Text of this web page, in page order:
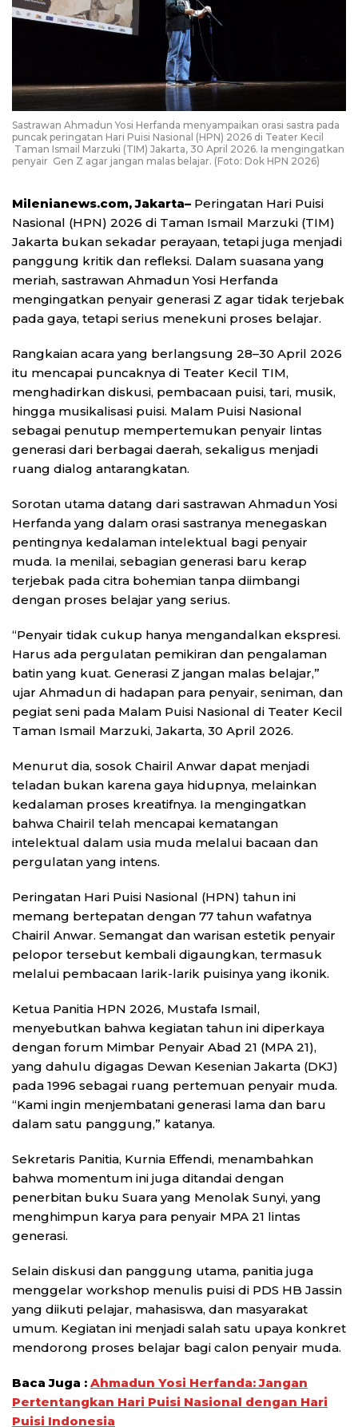
Sastrawan Ahmadun Yosi Herfanda menyampaikan orasi sastra pada
puncak peringatan Hari Puisi Nasional (HPN) 2026 di Teater Kecil
Taman Ismail Marzuki (TIM) Jakarta, 30 April 2026. Ia mengingatkan
penyair Gen Z agar jangan malas belajar. (Foto: Dok HPN 2026)
Milenianews.com, Jakarta– Peringatan Hari Puisi
Nasional (HPN) 2026 di Taman Ismail Marzuki (TIM)
Jakarta bukan sekadar perayaan, tetapi juga menjadi
panggung kritik dan refleksi. Dalam suasana yang
meriah, sastrawan Ahmadun Yosi Herfanda
mengingatkan penyair generasi Z agar tidak terjebak
pada gaya, tetapi serius menekuni proses belajar.
Rangkaian acara yang berlangsung 28–30 April 2026
itu mencapai puncaknya di Teater Kecil TIM,
menghadirkan diskusi, pembacaan puisi, tari, musik,
hingga musikalisasi puisi. Malam Puisi Nasional
sebagai penutup mempertemukan penyair lintas
generasi dari berbagai daerah, sekaligus menjadi
ruang dialog antarangkatan.
Sorotan utama datang dari sastrawan Ahmadun Yosi
Herfanda yang dalam orasi sastranya menegaskan
pentingnya kedalaman intelektual bagi penyair
muda. Ia menilai, sebagian generasi baru kerap
terjebak pada citra bohemian tanpa diimbangi
dengan proses belajar yang serius.
“Penyair tidak cukup hanya mengandalkan ekspresi.
Harus ada pergulatan pemikiran dan pengalaman
batin yang kuat. Generasi Z jangan malas belajar,”
ujar Ahmadun di hadapan para penyair, seniman, dan
pegiat seni pada Malam Puisi Nasional di Teater Kecil
Taman Ismail Marzuki, Jakarta, 30 April 2026.
Menurut dia, sosok Chairil Anwar dapat menjadi
teladan bukan karena gaya hidupnya, melainkan
kedalaman proses kreatifnya. Ia mengingatkan
bahwa Chairil telah mencapai kematangan
intelektual dalam usia muda melalui bacaan dan
pergulatan yang intens.
Peringatan Hari Puisi Nasional (HPN) tahun ini
memang bertepatan dengan 77 tahun wafatnya
Chairil Anwar. Semangat dan warisan estetik penyair
pelopor tersebut kembali digaungkan, termasuk
melalui pembacaan larik-larik puisinya yang ikonik.
Ketua Panitia HPN 2026, Mustafa Ismail,
menyebutkan bahwa kegiatan tahun ini diperkaya
dengan forum Mimbar Penyair Abad 21 (MPA 21),
yang dahulu digagas Dewan Kesenian Jakarta (DKJ)
pada 1996 sebagai ruang pertemuan penyair muda.
“Kami ingin menjembatani generasi lama dan baru
dalam satu panggung,” katanya.
Sekretaris Panitia, Kurnia Effendi, menambahkan
bahwa momentum ini juga ditandai dengan
penerbitan buku Suara yang Menolak Sunyi, yang
menghimpun karya para penyair MPA 21 lintas
generasi.
Selain diskusi dan panggung utama, panitia juga
menggelar workshop menulis puisi di PDS HB Jassin
yang diikuti pelajar, mahasiswa, dan masyarakat
umum. Kegiatan ini menjadi salah satu upaya konkret
mendorong proses belajar bagi calon penyair muda.
Baca Juga : Ahmadun Yosi Herfanda: Jangan
Pertentangkan Hari Puisi Nasional dengan Hari
Puisi Indonesia